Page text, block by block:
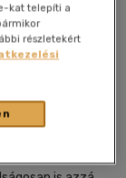
kat telepíti a
részletekért